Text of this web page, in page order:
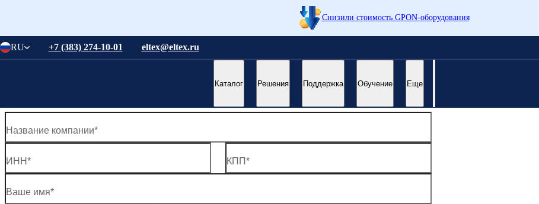
Понятно
Снизили стоимость GPON-оборудования
RU +7 (383) 274-10-01 eltex@eltex.ru
Каталог Решения Поддержка Обучение Еще